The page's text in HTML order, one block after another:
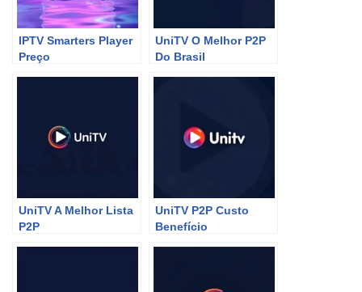
IPTV Smarters Player
Preço
UniTV O Melhor P2P
Do Brasil
UniTV A Melhor Lista
P2P
UniTV P2P Custo
Benefício